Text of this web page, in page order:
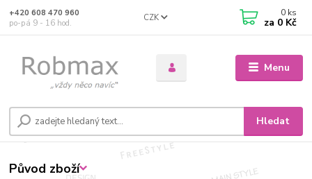
Menu
CZK
Hledat
+420 608 470 960
po-pá 9 - 16 hod.
0 ks
za 0 Kč
Původ zboží